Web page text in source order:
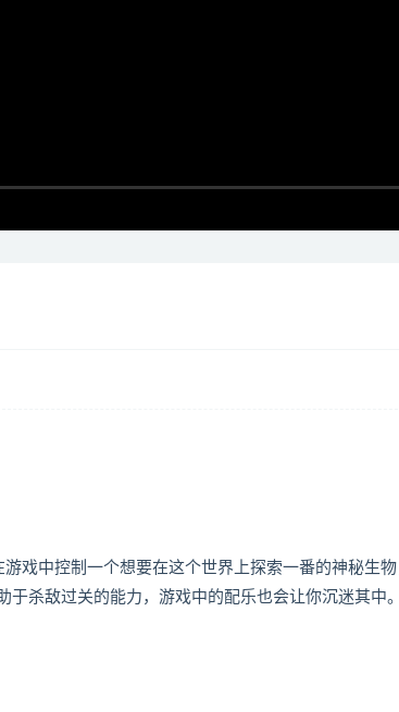
戏中控制一个想要在这个世界上探索一番的神秘生
杀敌过关的能力，游戏中的配乐也会让你沉迷其中。